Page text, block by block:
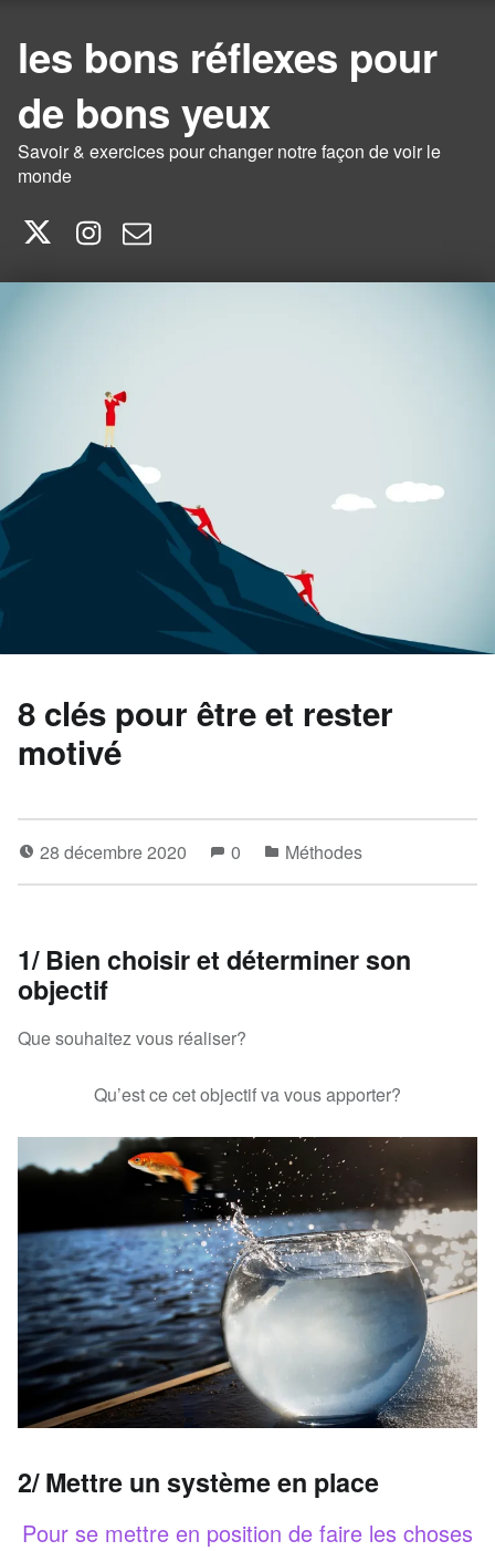
les bons réflexes pour
de bons yeux
Savoir & exercices pour changer notre façon de voir le
monde
8 clés pour être et rester
motivé
28 décembre 2020 0 Méthodes
1/ Bien choisir et déterminer son
objectif
Que souhaitez vous réaliser?
Qu’est ce cet objectif va vous apporter?
2/ Mettre un système en place
Pour se mettre en position de faire les choses